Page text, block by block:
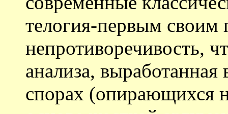
телогия-первым своим
непротиворечивость,
анализа, выработанная
спорах (опирающихся